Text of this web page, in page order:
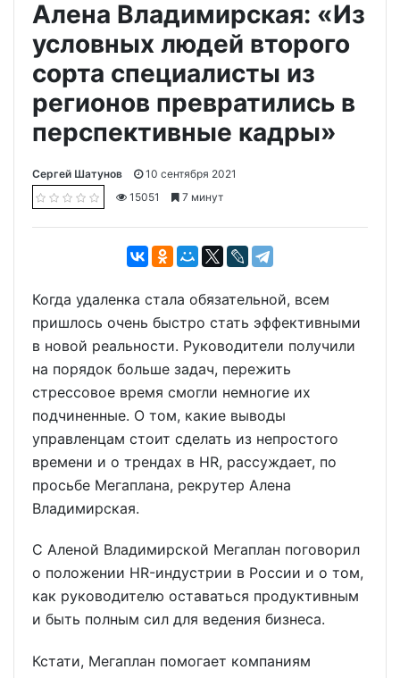
Алена Владимирская: «Из
условных людей второго
сорта специалисты из
регионов превратились в
перспективные кадры»
Сергей Шатунов
10 сентября 2021
15051
7 минут
Когда удаленка стала обязательной, всем
пришлось очень быстро стать эффективными
в новой реальности. Руководители получили
на порядок больше задач, пережить
стрессовое время смогли немногие их
подчиненные. О том, какие выводы
управленцам стоит сделать из непростого
времени и о трендах в HR, рассуждает, по
просьбе Мегаплана, рекрутер Алена
Владимирская.
С Аленой Владимирской Мегаплан поговорил
о положении HR-индустрии в России и о том,
как руководителю оставаться продуктивным
и быть полным сил для ведения бизнеса.
Кстати, Мегаплан помогает компаниям